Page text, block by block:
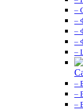
–
–
–
–
–
–
–
–